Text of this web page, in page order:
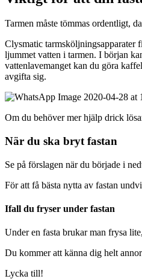
Tarmen måste tömmas ordentligt,
Clysmatic tarmsköljningsapparater
ljummet vatten i tarmen. I början
vattenlavemanget kan du göra
avgifta sig.
Om du behöver mer hjälp drick
När du ska bryt fastan
Se på förslagen när du började i
För att få bästa nytta av fastan
Ifall du fryser under fastan
Under en fasta brukar man frysa
Du kommer att känna dig helt
Lycka till!